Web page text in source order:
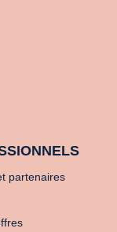
partenaires